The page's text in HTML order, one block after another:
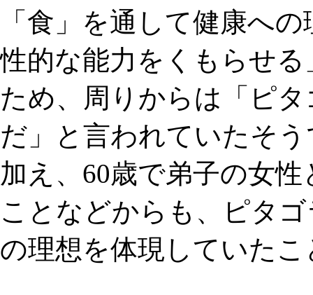
「食」を通して健康へ
性的な能力をくもらせ
ため、周りからは「ピ
だ」と言われていたそ
加え、60歳で弟子の女
ことなどからも、ピタ
の理想を体現していた